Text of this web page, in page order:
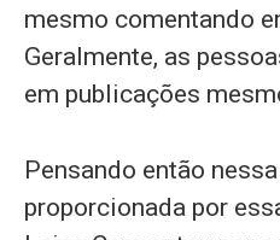
mesmo comentando
Geralmente, as
em publicações
Pensando então
proporcionada por